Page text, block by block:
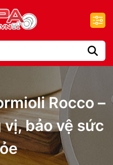
Rocco –
bảo vệ sức